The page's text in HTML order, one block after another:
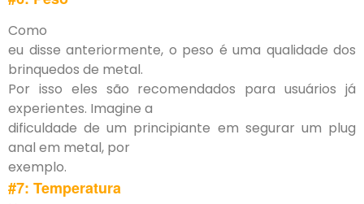
Como
eu disse anteriormente, o peso é uma qualidade dos
brinquedos de metal.
Por isso eles são recomendados para usuários já
experientes. Imagine a
dificuldade de um principiante em segurar um plug
anal em metal, por
exemplo.
#7: Temperatura